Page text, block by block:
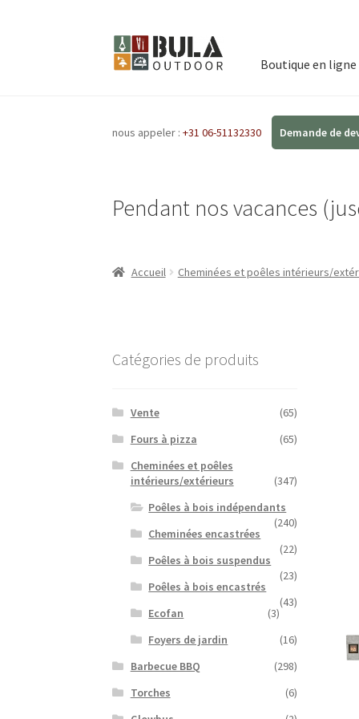
Boutique en ligne
nous appeler :+31 06-51132330
Pendant nos vacances
Accueil Cheminées et poêles intérieurs/
Catégories de produits
Vente
(65)
Fours à pizza
(65)
Cheminées et poêles
intérieurs/extérieurs
(347)
Poêles à bois indépendants
(240)
Cheminées encastrées
(22)
Poêles à bois suspendus
(23)
Poêles à bois encastrés
(43)
Ecofan
(3)
Foyers de jardin
(16)
Barbecue BBQ
(298)
Torches
(6)